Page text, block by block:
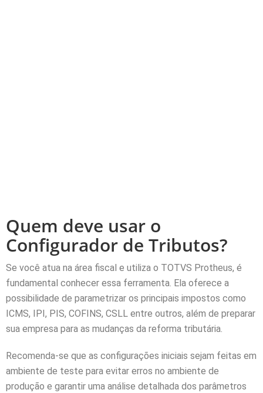
Quem deve usar o
Configurador de Tributos?
Se você atua na área fiscal e utiliza o TOTVS Protheus, é
fundamental conhecer essa ferramenta. Ela oferece a
possibilidade de parametrizar os principais impostos como
ICMS, IPI, PIS, COFINS, CSLL entre outros, além de preparar
sua empresa para as mudanças da reforma tributária.
Recomenda-se que as configurações iniciais sejam feitas em
ambiente de teste para evitar erros no ambiente de
produção e garantir uma análise detalhada dos parâmetros